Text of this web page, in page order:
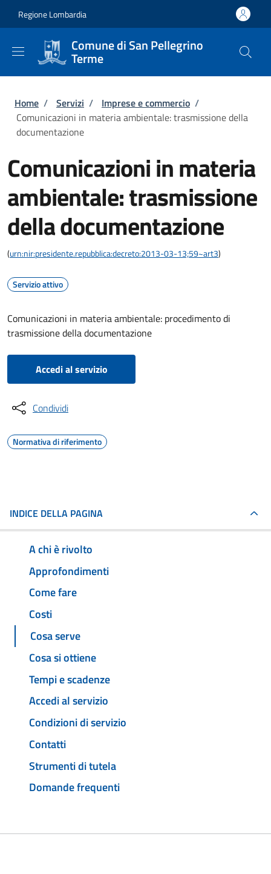
Regione Lombardia
Comune di San Pellegrino
Terme
Briciole di pane
Home / Servizi / Imprese e commercio /
Comunicazioni in materia ambientale: trasmissione della
documentazione
Comunicazioni in materia
ambientale: trasmissione
della documentazione
(urn:nir:presidente.repubblica:decreto:2013-03-13;59~art3)
Servizio attivo
Comunicazioni in materia ambientale: procedimento di
trasmissione della documentazione
Accedi al servizio
Condividi
Normativa di riferimento
INDICE DELLA PAGINA
A chi è rivolto
Approfondimenti
Come fare
Costi
Cosa serve
Cosa si ottiene
Tempi e scadenze
Accedi al servizio
Condizioni di servizio
Contatti
Strumenti di tutela
Domande frequenti